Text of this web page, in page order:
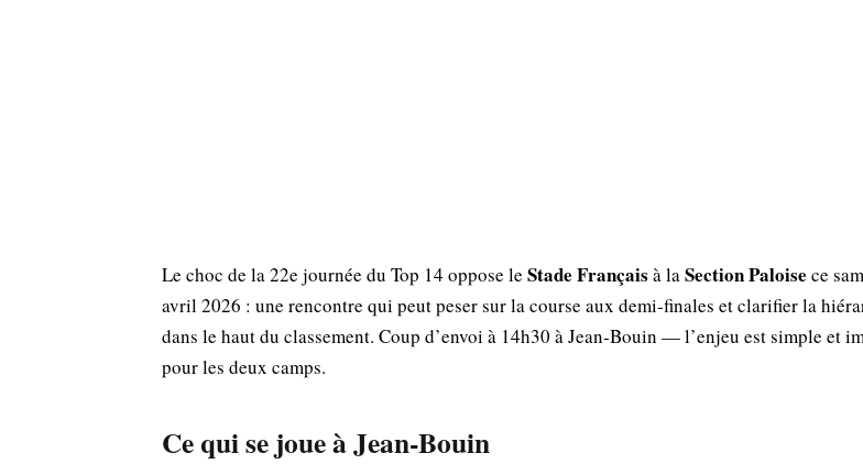
Le choc de la 22e journée du Top 14 oppose le Stade Français à laSection Paloise ce
avril 2026 : une rencontre qui peut peser sur la course aux demi‑finales et clarifier la
dans le haut du classement. Coup d’envoi à 14h30 à Jean‑Bouin — l’enjeu est simple et
pour les deux camps.
Ce qui se joue à Jean‑Bouin